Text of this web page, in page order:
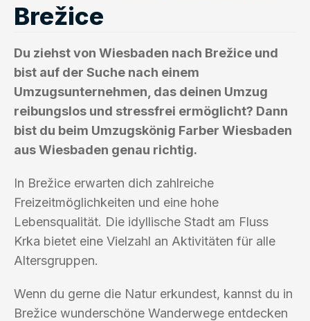
Brežice
Du ziehst von Wiesbaden nach Brežice und
bist auf der Suche nach einem
Umzugsunternehmen, das deinen Umzug
reibungslos und stressfrei ermöglicht? Dann
bist du beim Umzugskönig Farber Wiesbaden
aus Wiesbaden genau richtig.
In Brežice erwarten dich zahlreiche
Freizeitmöglichkeiten und eine hohe
Lebensqualität. Die idyllische Stadt am Fluss
Krka bietet eine Vielzahl an Aktivitäten für alle
Altersgruppen.
Wenn du gerne die Natur erkundest, kannst du in
Brežice wunderschöne Wanderwege entdecken